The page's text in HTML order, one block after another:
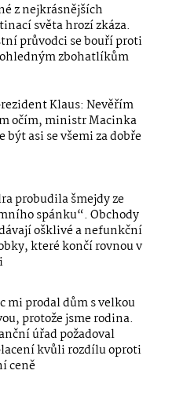
z nejkrásnějších
světa hrozí zkáza.
průvodci se bouří proti
zbohatlíkům
Klaus: Nevěřím
očím, ministr Macinka
být asi se všemi za dobře
probudila šmejdy ze
spánku“. Obchody
ošklivé a nefunkční
které končí rovnou v
mi prodal dům s velkou
protože jsme rodina.
úřad požadoval
kvůli rozdílu oproti
ceně